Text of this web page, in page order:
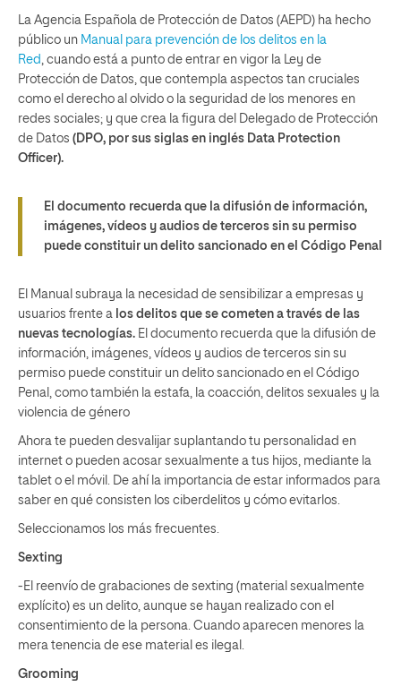
La Agencia Española de Protección de Datos (AEPD) ha hecho
público un Manual para prevención de los delitos en la
Red, cuando está a punto de entrar en vigor la Ley de
Protección de Datos, que contempla aspectos tan cruciales
como el derecho al olvido o la seguridad de los menores en
redes sociales; y que crea la figura del Delegado de Protección
de Datos (DPO, por sus siglas en inglés Data Protection
Officer).
El documento recuerda que la difusión de información,
imágenes, vídeos y audios de terceros sin su permiso
puede constituir un delito sancionado en el Código Penal
El Manual subraya la necesidad de sensibilizar a empresas y
usuarios frente a los delitos que se cometen a través de las
nuevas tecnologías. El documento recuerda que la difusión de
información, imágenes, vídeos y audios de terceros sin su
permiso puede constituir un delito sancionado en el Código
Penal, como también la estafa, la coacción, delitos sexuales y la
violencia de género
Ahora te pueden desvalijar suplantando tu personalidad en
internet o pueden acosar sexualmente a tus hijos, mediante la
tablet o el móvil. De ahí la importancia de estar informados para
saber en qué consisten los ciberdelitos y cómo evitarlos.
Seleccionamos los más frecuentes.
Sexting
-El reenvío de grabaciones de sexting (material sexualmente
explícito) es un delito, aunque se hayan realizado con el
consentimiento de la persona. Cuando aparecen menores la
mera tenencia de ese material es ilegal.
Grooming